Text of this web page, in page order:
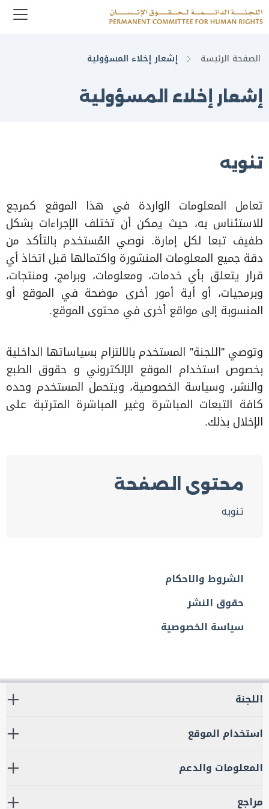
الصفحة الرئيسة إشعار إخلاء المسؤولية
إشعار إخلاء المسؤولية
تنويه
تعامل المعلومات الواردة في هذا الموقع كمرجع
للاستئناس به، حيث يمكن أن تختلف الإجراءات بشكل
طفيف تبعا لكل إمارة. نوصي المُستخدم بالتأكد من
دقة جميع المعلومات المنشورة واكتمالها قبل اتخاذ أي
قرار يتعلق بأي خدمات، ومعلومات، وبرامج، ومنتجات،
وبرمجيات، أو أية أمور أخرى موضحة في الموقع أو
المنسوبة إلى مواقع أخرى في محتوى الموقع.
وتوصي "اللجنة" المستخدم بالالتزام بسياساتها الداخلية
بخصوص استخدام الموقع الإلكتروني و حقوق الطبع
والنشر، وسياسة الخصوصية، ويتحمل المستخدم وحده
كافة التبعات المباشرة وغير المباشرة المترتبة على
الإخلال بذلك.
محتوى الصفحة
تنويه
الشروط والاحكام
حقوق النشر
سياسة الخصوصية
اللجنة
استخدام الموقع
المعلومات والدعم
مراجع